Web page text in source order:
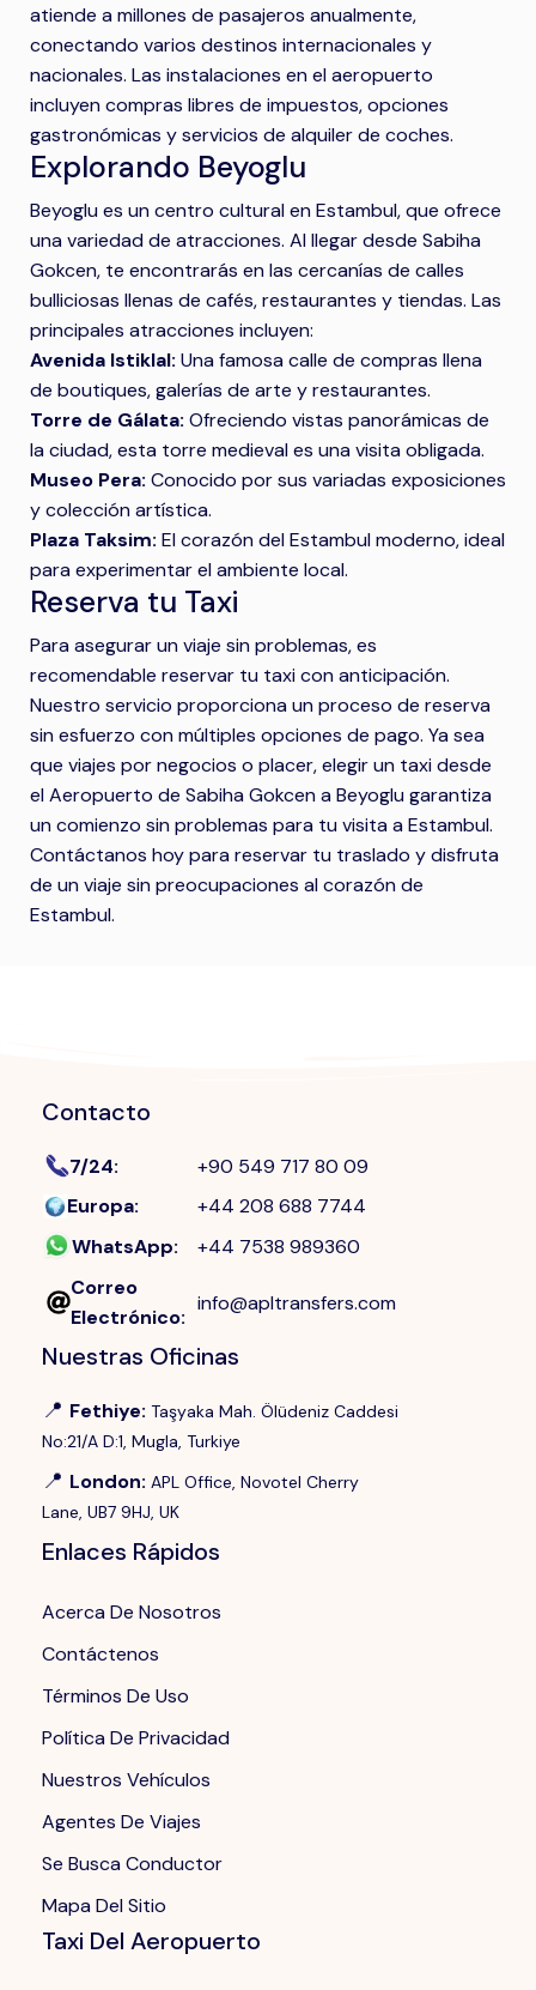
atiende a millones de pasajeros anualmente,
conectando varios destinos internacionales y
nacionales. Las instalaciones en el aeropuerto
incluyen compras libres de impuestos, opciones
gastronómicas y servicios de alquiler de coches.
Explorando Beyoglu
Beyoglu es un centro cultural en Estambul, que ofrece
una variedad de atracciones. Al llegar desde Sabiha
Gokcen, te encontrarás en las cercanías de calles
bulliciosas llenas de cafés, restaurantes y tiendas. Las
principales atracciones incluyen:
Avenida Istiklal: Una famosa calle de compras llena
de boutiques, galerías de arte y restaurantes.
Torre de Gálata: Ofreciendo vistas panorámicas de
la ciudad, esta torre medieval es una visita obligada.
Museo Pera: Conocido por sus variadas exposiciones
y colección artística.
Plaza Taksim: El corazón del Estambul moderno, ideal
para experimentar el ambiente local.
Reserva tu Taxi
Para asegurar un viaje sin problemas, es
recomendable reservar tu taxi con anticipación.
Nuestro servicio proporciona un proceso de reserva
sin esfuerzo con múltiples opciones de pago. Ya sea
que viajes por negocios o placer, elegir un taxi desde
el Aeropuerto de Sabiha Gokcen a Beyoglu garantiza
un comienzo sin problemas para tu visita a Estambul.
Contáctanos hoy para reservar tu traslado y disfruta
de un viaje sin preocupaciones al corazón de
Estambul.
Contacto
7/24:
+90 549 717 80 09
Europa:
+44 208 688 7744
WhatsApp:
+44 7538 989360
Correo
Electrónico:
info@apltransfers.com
Nuestras Oficinas
📍 Fethiye: Taşyaka Mah. Ölüdeniz Caddesi
No:21/A D:1, Mugla, Turkiye
📍 London: APL Office, Novotel Cherry
Lane, UB7 9HJ, UK
Enlaces Rápidos
Acerca De Nosotros
Contáctenos
Términos De Uso
Política De Privacidad
Nuestros Vehículos
Agentes De Viajes
Se Busca Conductor
Mapa Del Sitio
Taxi Del Aeropuerto